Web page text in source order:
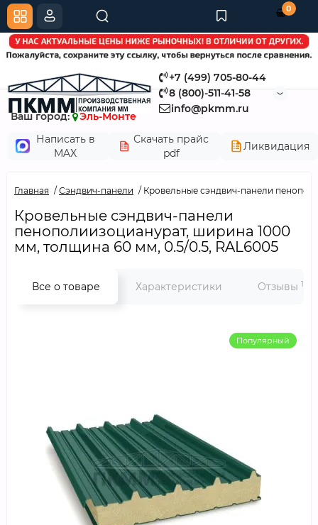
+7 (499) 705-80-44
8 (800)-511-41-58
info@pkmm.ru
Ваш город:
Эль-Монте
Написать в
MAX
Скачать прайс
pdf
Ликвидация
0
Главная Сэндвич-панели Кровельные сэндвич-панели
Кровельные сэндвич-панели
пенополиизоцианурат, ширина 1000
мм, толщина 60 мм, 0.5/0.5, RAL6005
Все о товаре Характеристики Отзывы 12
Популярный